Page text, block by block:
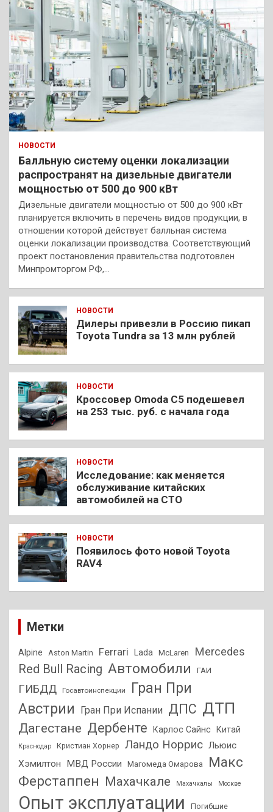
НОВОСТИ
Балльную систему оценки локализации
распространят на дизельные двигатели
мощностью от 500 до 900 кВт
Дизельные двигатели мощностью от 500 до 900 кВт
планируется включить в перечень видов продукции, в
отношении которой действует балльная система
оценки локализации производства. Соответствующий
проект постановления правительства подготовлен
Минпромторгом РФ,…
НОВОСТИ
Дилеры привезли в Россию пикап
Toyota Tundra за 13 млн рублей
НОВОСТИ
Кроссовер Omoda C5 подешевел
на 253 тыс. руб. с начала года
НОВОСТИ
Исследование: как меняется
обслуживание китайских
автомобилей на СТО
НОВОСТИ
Появилось фото новой Toyota
RAV4
Метки
Alpine Aston Martin Ferrari Lada McLaren Mercedes
Red Bull Racing Автомобили ГАИ
ГИБДД Госавтоинспекции
Гран При
Австрии
Гран При Испании ДПС ДТП
Дагестане Дербенте Карлос Сайнс Китай
Краснодар Кристиан Хорнер Ландо Норрис Льюис
Хэмилтон
МВД России Магомеда Омарова
Макс
Ферстаппен Махачкале Махачкалы Москве
Опыт эксплуатации Погибшие